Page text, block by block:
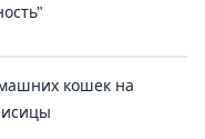
кошек на